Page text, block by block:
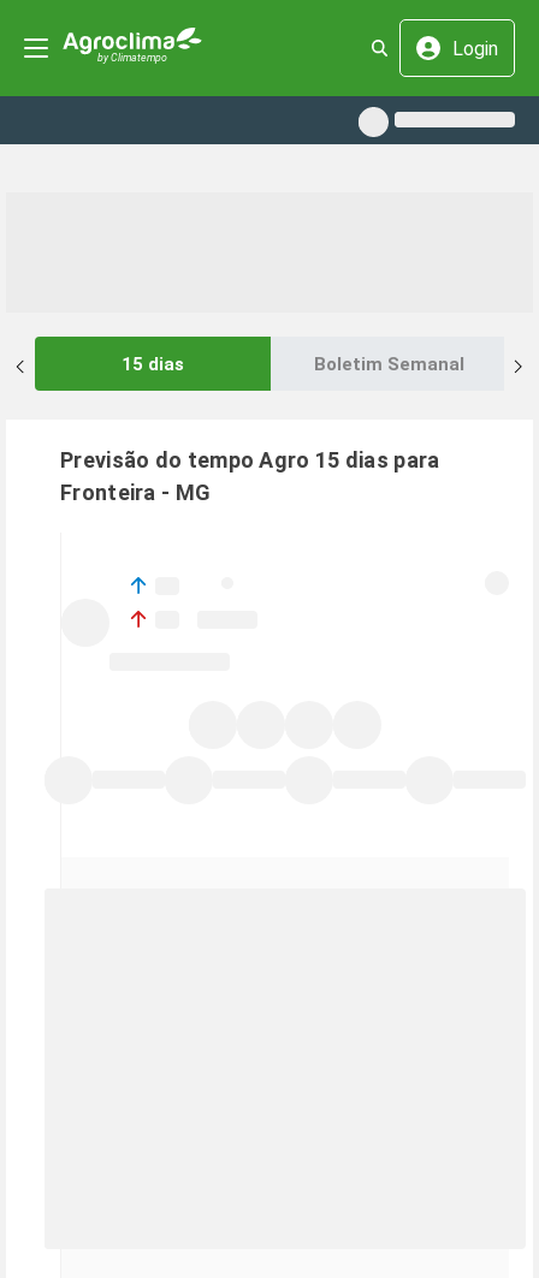
Login
15 dias Boletim Semanal
Previsão do tempo Agro 15 dias para
Fronteira - MG